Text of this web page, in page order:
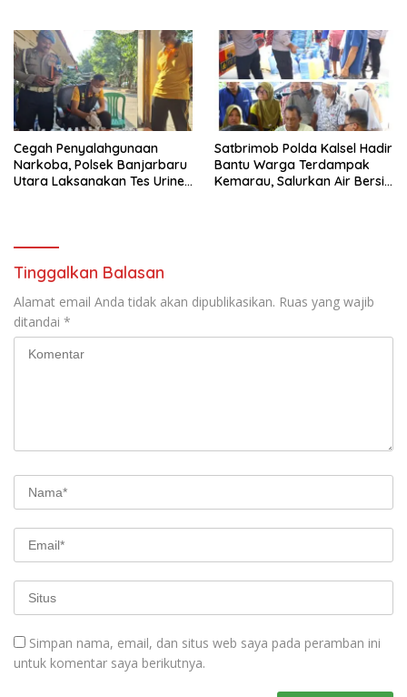
Cegah Penyalahgunaan
Narkoba, Polsek Banjarbaru
Utara Laksanakan Tes Urine
Satbrimob Polda Kalsel Hadir
Bantu Warga Terdampak
Kemarau, Salurkan Air Bersih
Tinggalkan Balasan
Alamat email Anda tidak akan dipublikasikan. Ruas yang wajib
ditandai *
Simpan nama, email, dan situs web saya pada peramban ini
untuk komentar saya berikutnya.